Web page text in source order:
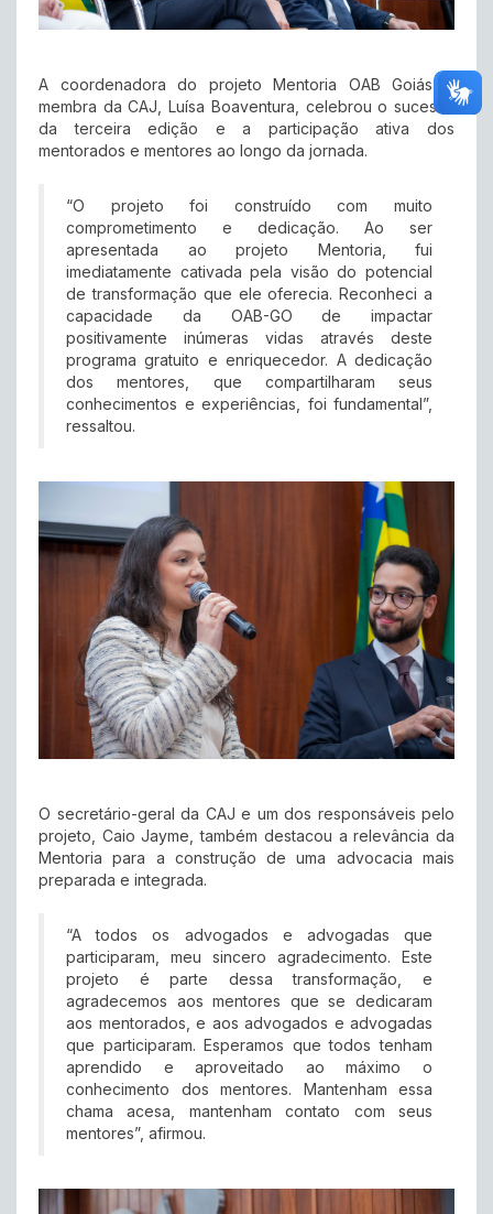
A coordenadora do projeto Mentoria OAB Goiás e
membra da CAJ, Luísa Boaventura, celebrou o sucesso
da terceira edição e a participação ativa dos
mentorados e mentores ao longo da jornada.
“O projeto foi construído com muito
comprometimento e dedicação. Ao ser
apresentada ao projeto Mentoria, fui
imediatamente cativada pela visão do potencial
de transformação que ele oferecia. Reconheci a
capacidade da OAB-GO de impactar
positivamente inúmeras vidas através deste
programa gratuito e enriquecedor. A dedicação
dos mentores, que compartilharam seus
conhecimentos e experiências, foi fundamental”,
ressaltou.
O secretário-geral da CAJ e um dos responsáveis pelo
projeto, Caio Jayme, também destacou a relevância da
Mentoria para a construção de uma advocacia mais
preparada e integrada.
“A todos os advogados e advogadas que
participaram, meu sincero agradecimento. Este
projeto é parte dessa transformação, e
agradecemos aos mentores que se dedicaram
aos mentorados, e aos advogados e advogadas
que participaram. Esperamos que todos tenham
aprendido e aproveitado ao máximo o
conhecimento dos mentores. Mantenham essa
chama acesa, mantenham contato com seus
mentores”, afirmou.